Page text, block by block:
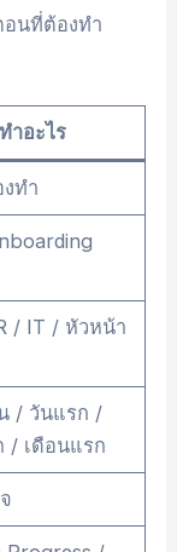
นที่ต้องทำ
ำอะไร
ทำ
/ IT / หัวหน้า
/ วันแรก /
/ เดือนแรก